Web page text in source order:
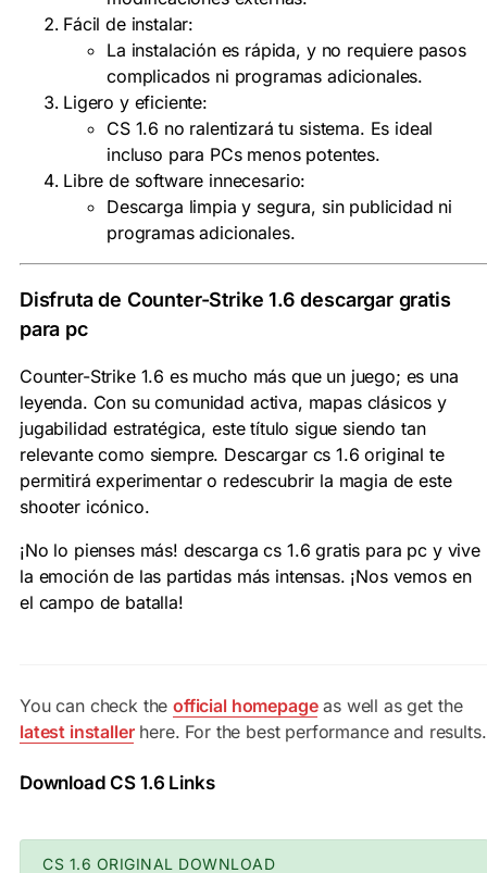
Fácil de instalar:
La instalación es rápida, y no requiere pasos
complicados ni programas adicionales.
Ligero y eficiente:
CS 1.6 no ralentizará tu sistema. Es ideal
incluso para PCs menos potentes.
Libre de software innecesario:
Descarga limpia y segura, sin publicidad ni
programas adicionales.
Disfruta de Counter-Strike 1.6 descargar gratis
para pc
Counter-Strike 1.6 es mucho más que un juego; es una
leyenda. Con su comunidad activa, mapas clásicos y
jugabilidad estratégica, este título sigue siendo tan
relevante como siempre. Descargar cs 1.6 original te
permitirá experimentar o redescubrir la magia de este
shooter icónico.
¡No lo pienses más! descarga cs 1.6 gratis para pc y vive
la emoción de las partidas más intensas. ¡Nos vemos en
el campo de batalla!
You can check theofficial homepageas well as get the
latest installerhere. For the best performance and results.
Download CS 1.6 Links
CS 1.6 ORIGINAL DOWNLOAD